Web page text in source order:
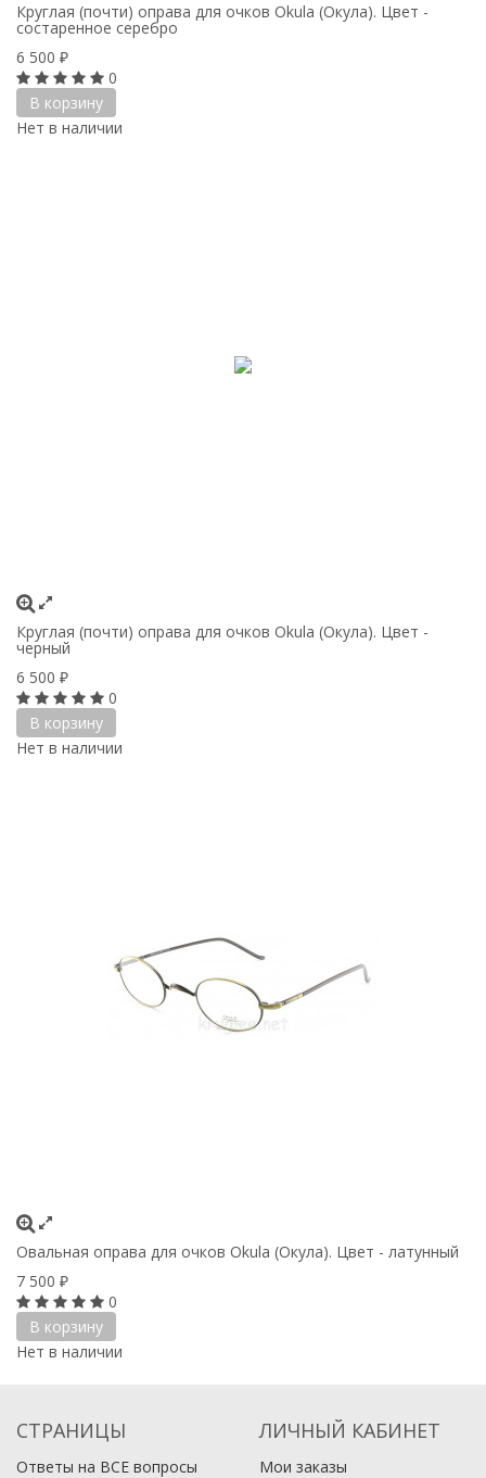
Круглая (почти) оправа для очков Okula (Окула). Цвет -
состаренное серебро
6 500 ₽
0
В корзину
Нет в наличии
Круглая (почти) оправа для очков Okula (Окула). Цвет -
черный
6 500 ₽
0
В корзину
Нет в наличии
Овальная оправа для очков Okula (Окула). Цвет - латунный
7 500 ₽
0
В корзину
Нет в наличии
СТРАНИЦЫ
Ответы на ВСЕ вопросы
ЛИЧНЫЙ КАБИНЕТ
Мои заказы